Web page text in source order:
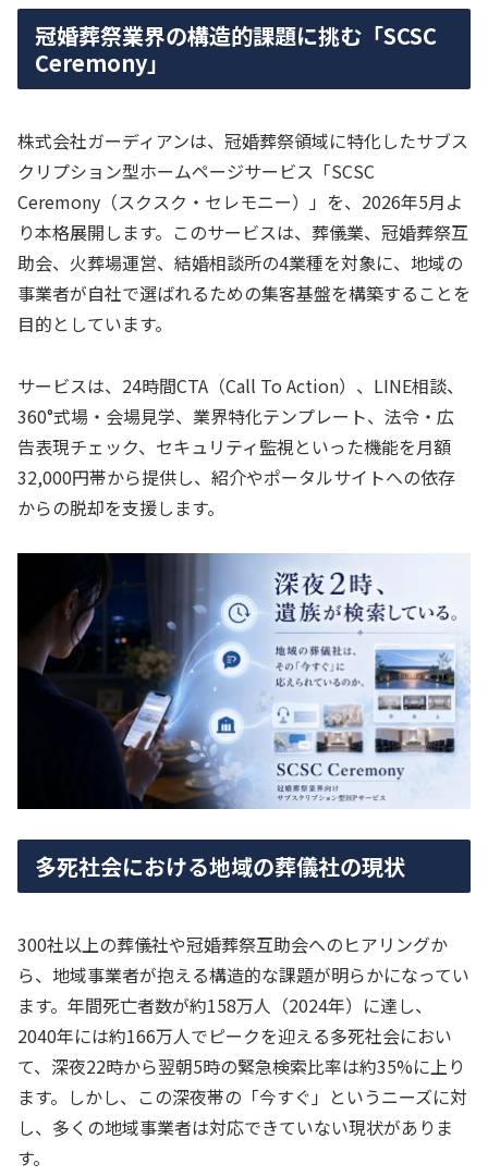
冠婚葬祭業界の構造的課題に挑む「SCSC
Ceremony」
株式会社ガーディアンは、冠婚葬祭領域に特化したサブス
クリプション型ホームページサービス「SCSC
Ceremony（スクスク・セレモニー）」を、2026年5月よ
り本格展開します。このサービスは、葬儀業、冠婚葬祭互
助会、火葬場運営、結婚相談所の4業種を対象に、地域の
事業者が自社で選ばれるための集客基盤を構築することを
目的としています。
サービスは、24時間CTA（Call To Action）、LINE相談、
360°式場・会場見学、業界特化テンプレート、法令・広
告表現チェック、セキュリティ監視といった機能を月額
32,000円帯から提供し、紹介やポータルサイトへの依存
からの脱却を支援します。
多死社会における地域の葬儀社の現状
300社以上の葬儀社や冠婚葬祭互助会へのヒアリングか
ら、地域事業者が抱える構造的な課題が明らかになってい
ます。年間死亡者数が約158万人（2024年）に達し、
2040年には約166万人でピークを迎える多死社会におい
て、深夜22時から翌朝5時の緊急検索比率は約35%に上り
ます。しかし、この深夜帯の「今すぐ」というニーズに対
し、多くの地域事業者は対応できていない現状がありま
す。